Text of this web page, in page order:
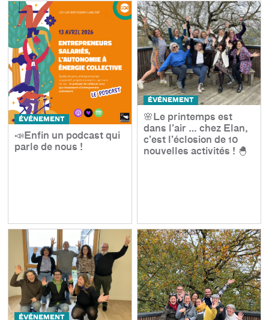
ÉVÉNEMENT
📣Enfin un podcast qui
parle de nous !
ÉVÉNEMENT
🌸Le printemps est
dans l’air … chez Elan,
c’est l’éclosion de 10
nouvelles activités ! 🐣
ÉVÉNEMENT